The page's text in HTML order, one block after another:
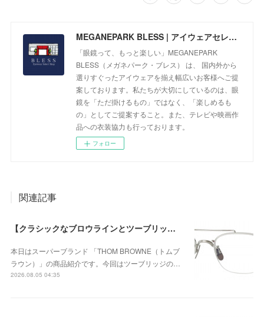
MEGANEPARK BLESS | アイウェアセレクトショップ
「眼鏡って、もっと楽しい」MEGANEPARK
BLESS（メガネパーク・ブレス） は、 国内外から
選りすぐったアイウェアを揃え幅広いお客様へご提
案しております。私たちが大切にしているのは、眼
鏡を「ただ掛けるもの」ではなく、「楽しめるも
の」としてご提案すること。また、テレビや映画作
品への衣装協力も行っております。
フォロー
関連記事
【クラシックなブロウラインとツーブリッジが際立つ、知的で洗練された新作のチタンフレーム】THOM BROWNE（トムブラウン） UEO960A-045-53が入荷！
本日はスーパーブランド 「THOM BROWNE（トムブ
ラウン）」の商品紹介です。今回はツーブリッジの…
2026.08.05 04:35